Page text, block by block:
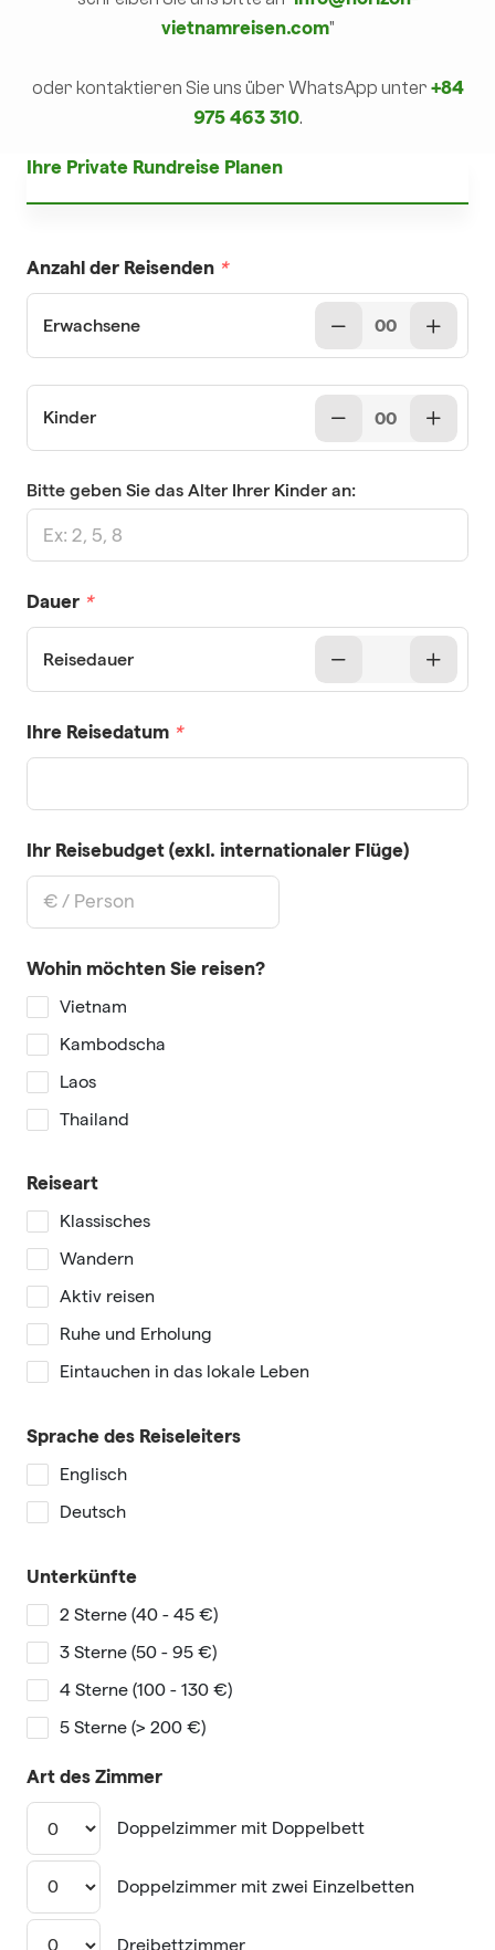
vietnamreisen.com"
oder kontaktieren Sie uns über WhatsApp unter +84
975 463 310.
Ihre Private Rundreise Planen
Anzahl der Reisenden *
Erwachsene
Kinder
Bitte geben Sie das Alter Ihrer Kinder an:
Dauer *
Reisedauer
Ihre Reisedatum *
Ihr Reisebudget (exkl. internationaler Flüge)
Wohin möchten Sie reisen?
Vietnam
Kambodscha
Laos
Thailand
Reiseart
Klassisches
Wandern
Aktiv reisen
Ruhe und Erholung
Eintauchen in das lokale Leben
Sprache des Reiseleiters
Englisch
Deutsch
Unterkünfte
2 Sterne (40 - 45 €)
3 Sterne (50 - 95 €)
4 Sterne (100 - 130 €)
5 Sterne (> 200 €)
Art des Zimmer
Doppelzimmer mit Doppelbett
Doppelzimmer mit zwei Einzelbetten
Dreibettzimmer